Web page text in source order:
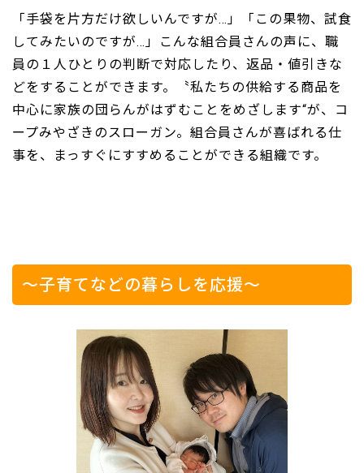
「手袋を片方だけ欲しいんですが…」「この果物、試食
してみたいのですが…」こんな組合員さんの声に、職
員の１人ひとりの判断で対応したり、返品・値引きな
どをすることができます。〝私たちの供給する商品を
中心に家族の団らんがはずむことをめざします“が、コ
ープみやざきのスローガン。組合員さんが喜ばれる仕
事を、まっすぐにすすめることができる組織です。
～子育てなどの暮らしを応援～